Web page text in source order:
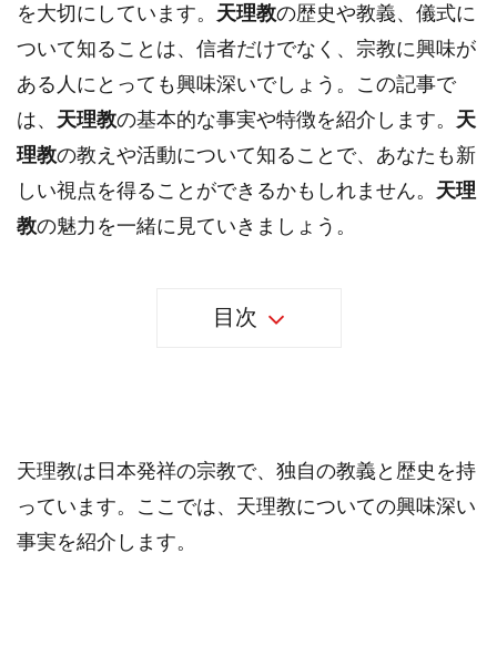
を大切にしています。 天理教の歴史や教義、儀式に
ついて知ることは、信者だけでなく、宗教に興味が
ある人にとっても興味深いでしょう。この記事で
は、 天理教の基本的な事実や特徴を紹介します。 天
理教の教えや活動について知ることで、あなたも新
しい視点を得ることができるかもしれません。 天理
教の魅力を一緒に見ていきましょう。
目次
天理教は日本発祥の宗教で、独自の教義と歴史を持
っています。ここでは、天理教についての興味深い
事実を紹介します。